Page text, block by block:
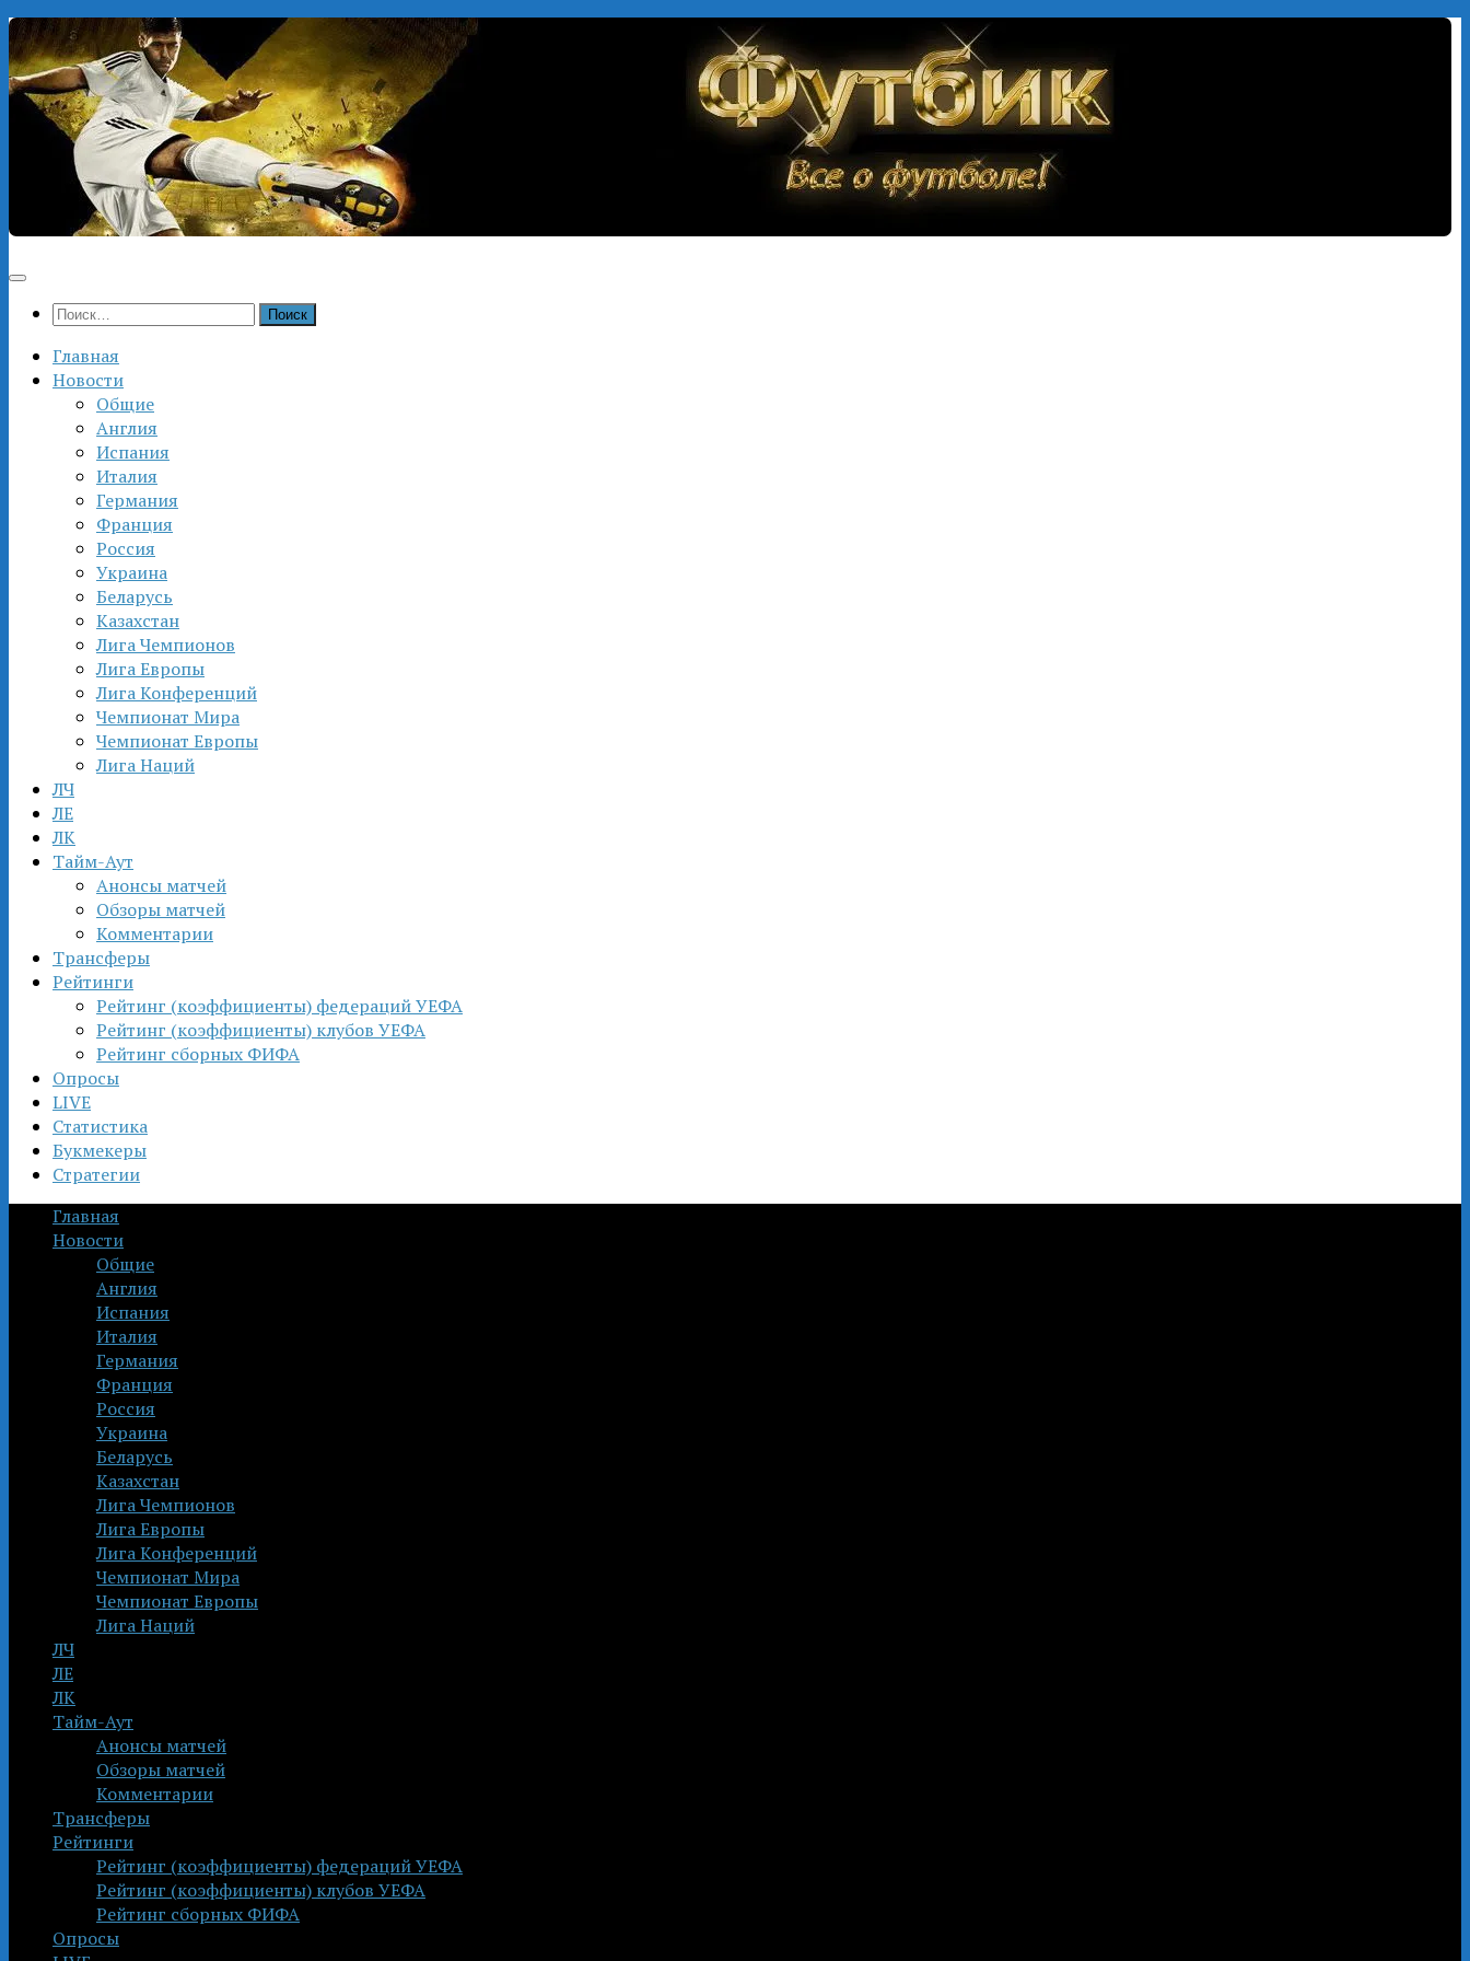
Перейти
к
содержимому
Найти:
Главная
Новости
Общие
Англия
Испания
Италия
Германия
Франция
Россия
Украина
Беларусь
Казахстан
Лига Чемпионов
Лига Европы
Лига Конференций
Чемпионат Мира
Чемпионат Европы
Лига Наций
ЛЧ
ЛЕ
ЛК
Тайм-Аут
Анонсы матчей
Обзоры матчей
Комментарии
Трансферы
Рейтинги
Рейтинг (коэффициенты) федераций УЕФА
Рейтинг (коэффициенты) клубов УЕФА
Рейтинг сборных ФИФА
Опросы
LIVE
Статистика
Букмекеры
Стратегии
Главная
Новости
Общие
Англия
Испания
Италия
Германия
Франция
Россия
Украина
Беларусь
Казахстан
Лига Чемпионов
Лига Европы
Лига Конференций
Чемпионат Мира
Чемпионат Европы
Лига Наций
ЛЧ
ЛЕ
ЛК
Тайм-Аут
Анонсы матчей
Обзоры матчей
Комментарии
Трансферы
Рейтинги
Рейтинг (коэффициенты) федераций УЕФА
Рейтинг (коэффициенты) клубов УЕФА
Рейтинг сборных ФИФА
Опросы